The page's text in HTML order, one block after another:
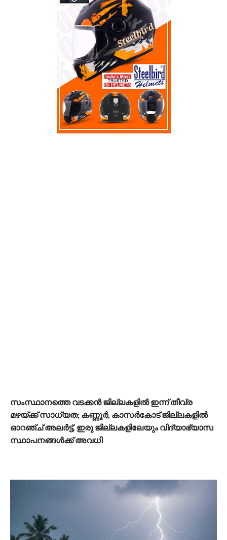
സംസ്ഥാനത്തെ വടക്കൻ ജില്ലകളിൽ ഇന്ന് തീവ്ര
മഴയ്ക്ക് സാധ്യത; കണ്ണൂർ, കാസർകോട് ജില്ലകളിൽ
ഓറഞ്ച് അലർട്ട്, ഇരു ജില്ലകളിലേയും വിദ്യാഭ്യാസ
സ്ഥാപനങ്ങൾക്ക് അവധി